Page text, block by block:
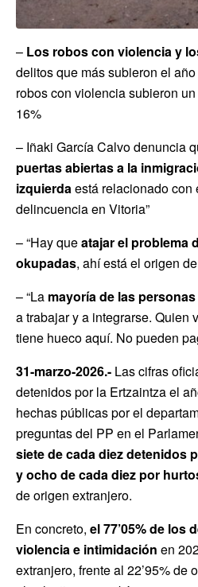
– Los robos con violencia y
delitos que más subieron el
robos con violencia subieron
16%
– Iñaki García Calvo denuncia
puertas abiertas a la
izquierdaestá relacionado con
delincuencia en Vitoria”
– “Hay queatajar el problema
okupadas, ahí está el origen
– “La mayoría de las
a trabajar y a integrarse. Quien
tiene hueco aquí. No pueden
31-marzo-2026.- Las cifras
detenidos por la Ertzaintza el
hechas públicas por el
preguntas del PP en el
siete de cada diez detenidos
y ocho de cada diez por
de origen extranjero.
En concreto, el 77’05% de los
violencia e intimidación en
extranjero, frente al 22’95% de